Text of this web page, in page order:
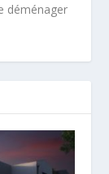
déménager